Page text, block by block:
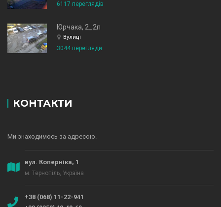
6117 переглядів
Юрчака, 2_2п
Вулиці
3044 перегляди
КОНТАКТИ
Ми знаходимось за адресою.
вул. Коперніка, 1
м. Тернопіль, Україна
+38 (068) 11-22-941